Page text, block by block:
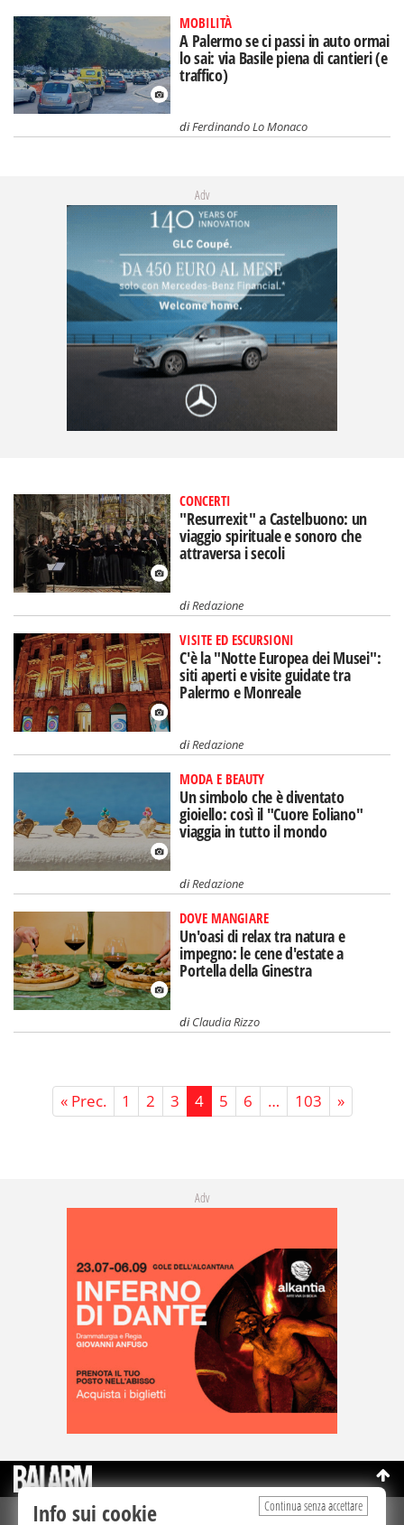
MOBILITÀ
A Palermo se ci passi in auto ormai
lo sai: via Basile piena di cantieri (e
traffico)
diFerdinando Lo Monaco
Adv
CONCERTI
"Resurrexit" a Castelbuono: un
viaggio spirituale e sonoro che
attraversa i secoli
diRedazione
VISITE ED ESCURSIONI
C'è la "Notte Europea dei Musei":
siti aperti e visite guidate tra
Palermo e Monreale
diRedazione
MODA E BEAUTY
Un simbolo che è diventato
gioiello: così il "Cuore Eoliano"
viaggia in tutto il mondo
diRedazione
DOVE MANGIARE
Un'oasi di relax tra natura e
impegno: le cene d'estate a
Portella della Ginestra
diClaudia Rizzo
« Prec. 1 2 3 4 5 6 … 103 »
Adv
Continua senza accettare
Info sui cookie